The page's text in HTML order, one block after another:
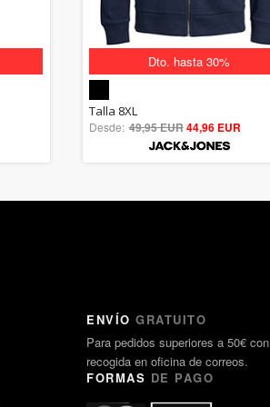
Dto. hasta 30%
out of 5
Talla 8XL
Desde: 49,95 EUR44,96 EUR
ENVÍO GRATUITO
Para pedidos superiores a 50€ con
recogida en oficina de correos.
FORMAS DE PAGO